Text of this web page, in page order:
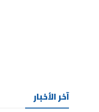
آخر الأخبار